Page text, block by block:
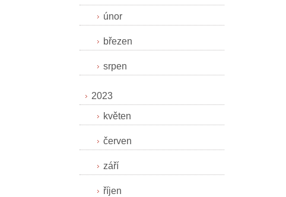
únor
březen
srpen
2023
květen
červen
září
říjen